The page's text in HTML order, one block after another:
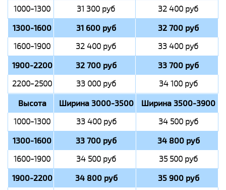
1000-1300 31 300 руб 32 400 руб
1300-1600 31 600 руб 32 700 руб
1600-1900 32 400 руб 33 400 руб
1900-2200 32 700 руб 33 700 руб
2200-2500 33 000 руб 34 100 руб
Высота Ширина 3000-3500 Ширина 3500-3900
1000-1300 33 400 руб 34 500 руб
1300-1600 33 700 руб 34 800 руб
1600-1900 34 500 руб 35 500 руб
1900-2200 34 800 руб 35 900 руб